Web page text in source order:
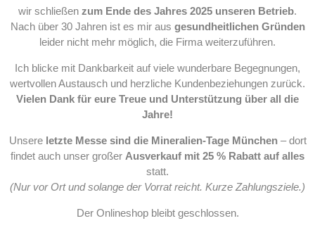
wir schließen zum Ende des Jahres 2025 unseren Betrieb.
Nach über 30 Jahren ist es mir aus gesundheitlichen Gründen
leider nicht mehr möglich, die Firma weiterzuführen.
Ich blicke mit Dankbarkeit auf viele wunderbare Begegnungen,
wertvollen Austausch und herzliche Kundenbeziehungen zurück.
Vielen Dank für eure Treue und Unterstützung über all die
Jahre!
Unsere letzte Messe sind die Mineralien-Tage München– dort
findet auch unser großer Ausverkauf mit 25 % Rabatt auf alles
statt.
(Nur vor Ort und solange der Vorrat reicht. Kurze Zahlungsziele.)
Der Onlineshop bleibt geschlossen.